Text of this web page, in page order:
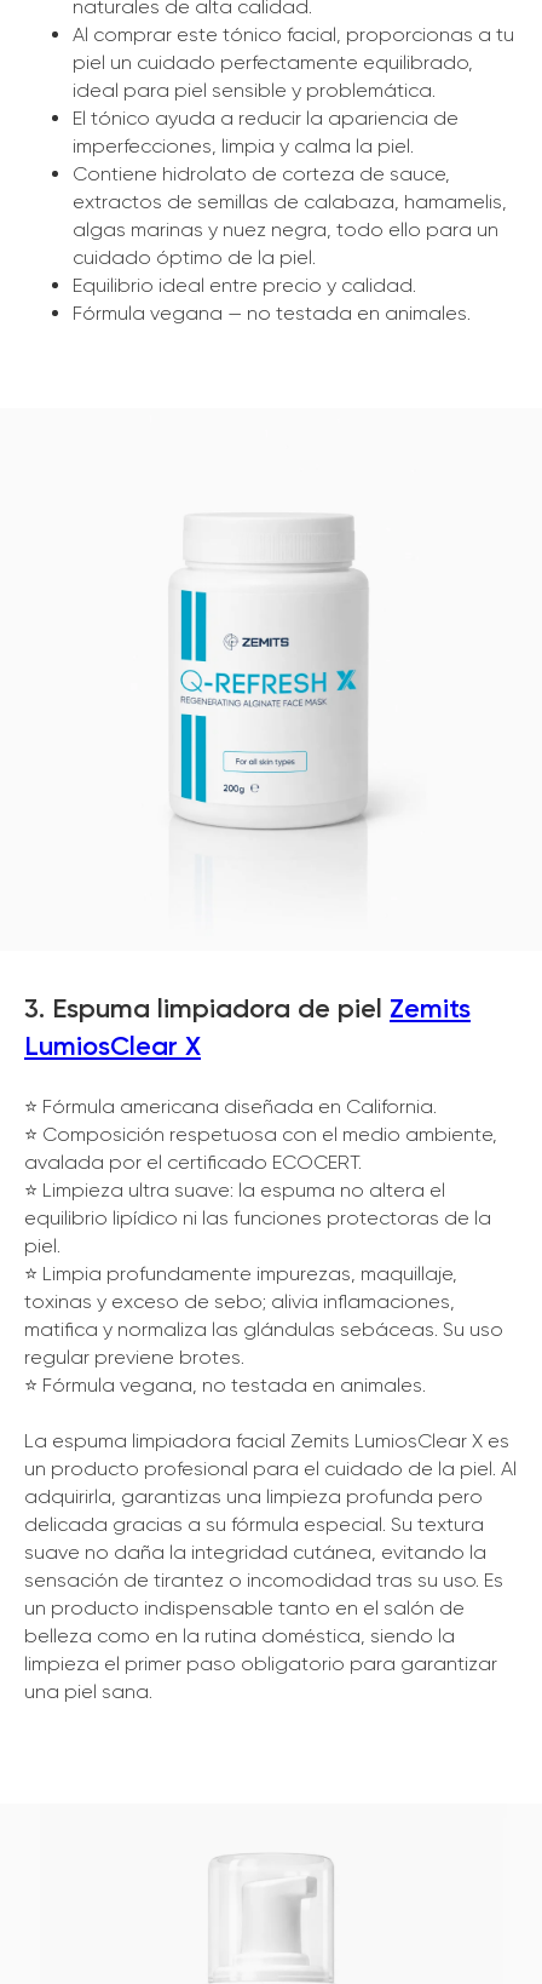
naturales de alta calidad.
Al comprar este tónico facial, proporcionas a tu
piel un cuidado perfectamente equilibrado,
ideal para piel sensible y problemática.
El tónico ayuda a reducir la apariencia de
imperfecciones, limpia y calma la piel.
Contiene hidrolato de corteza de sauce,
extractos de semillas de calabaza, hamamelis,
algas marinas y nuez negra, todo ello para un
cuidado óptimo de la piel.
Equilibrio ideal entre precio y calidad.
Fórmula vegana — no testada en animales.
3. Espuma limpiadora de piel Zemits
LumiosClear X
⭐️ Fórmula americana diseñada en California.
⭐️ Composición respetuosa con el medio ambiente,
avalada por el certificado ECOCERT.
⭐️ Limpieza ultra suave: la espuma no altera el
equilibrio lipídico ni las funciones protectoras de la
piel.
⭐️ Limpia profundamente impurezas, maquillaje,
toxinas y exceso de sebo; alivia inflamaciones,
matifica y normaliza las glándulas sebáceas. Su uso
regular previene brotes.
⭐️ Fórmula vegana, no testada en animales.
La espuma limpiadora facial Zemits LumiosClear X es
un producto profesional para el cuidado de la piel. Al
adquirirla, garantizas una limpieza profunda pero
delicada gracias a su fórmula especial. Su textura
suave no daña la integridad cutánea, evitando la
sensación de tirantez o incomodidad tras su uso. Es
un producto indispensable tanto en el salón de
belleza como en la rutina doméstica, siendo la
limpieza el primer paso obligatorio para garantizar
una piel sana.